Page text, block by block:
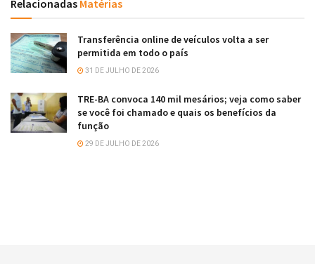
Relacionadas Matérias
Transferência online de veículos volta a ser
permitida em todo o país
31 DE JULHO DE 2026
TRE-BA convoca 140 mil mesários; veja como saber
se você foi chamado e quais os benefícios da
função
29 DE JULHO DE 2026